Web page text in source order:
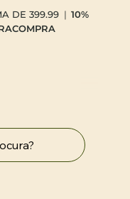
DE 399.99 |10%